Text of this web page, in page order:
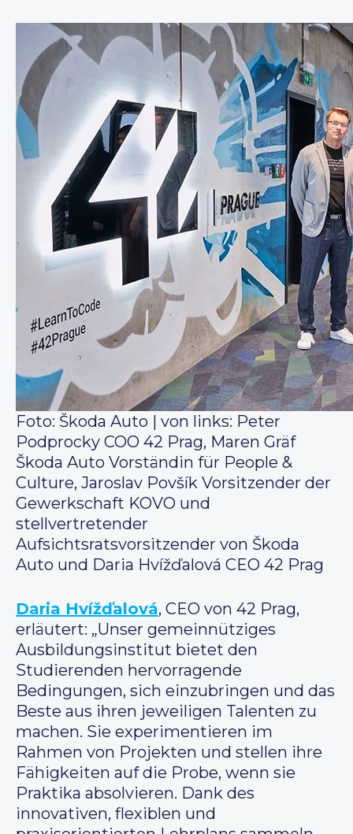
Foto: Škoda Auto | von links: Peter
Podprocky COO 42 Prag, Maren Gräf
Škoda Auto Vorständin für People &
Culture, Jaroslav Povšík Vorsitzender der
Gewerkschaft KOVO und
stellvertretender
Aufsichtsratsvorsitzender von Škoda
Auto und Daria Hvížďalová CEO 42 Prag
Daria Hvížďalová, CEO von 42 Prag,
erläutert: „Unser gemeinnütziges
Ausbildungsinstitut bietet den
Studierenden hervorragende
Bedingungen, sich einzubringen und das
Beste aus ihren jeweiligen Talenten zu
machen. Sie experimentieren im
Rahmen von Projekten und stellen ihre
Fähigkeiten auf die Probe, wenn sie
Praktika absolvieren. Dank des
innovativen, flexiblen und